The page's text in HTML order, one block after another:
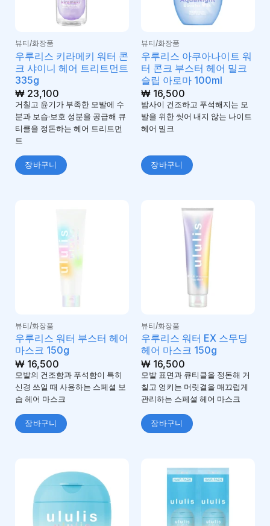
뷰티/화장품
우루리스 키라메키 워터 콘
크 샤이니 헤어 트리트먼트
335g
₩23,100
거칠고 윤기가 부족한 모발에 수
분과 보습·보호 성분을 공급해 큐
티클을 정돈하는 헤어 트리트먼
트
장바구니
뷰티/화장품
우루리스 아쿠아나이트 워
터 콘크 부스터 헤어 밀크
슬립 아로마 100ml
₩16,500
밤사이 건조하고 푸석해지는 모
발을 위한 씻어 내지 않는 나이트
헤어 밀크
장바구니
뷰티/화장품
우루리스 워터 부스터 헤어
마스크 150g
₩16,500
모발의 건조함과 푸석함이 특히
신경 쓰일 때 사용하는 스페셜 보
습 헤어 마스크
장바구니
뷰티/화장품
우루리스 워터 EX 스무딩
헤어 마스크 150g
₩16,500
모발 표면과 큐티클을 정돈해 거
칠고 엉키는 머릿결을 매끄럽게
관리하는 스페셜 헤어 마스크
장바구니